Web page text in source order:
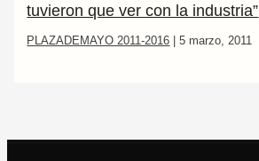
tuvieron que ver con la industria”
PLAZADEMAYO 2011-2016 |5 marzo, 2011